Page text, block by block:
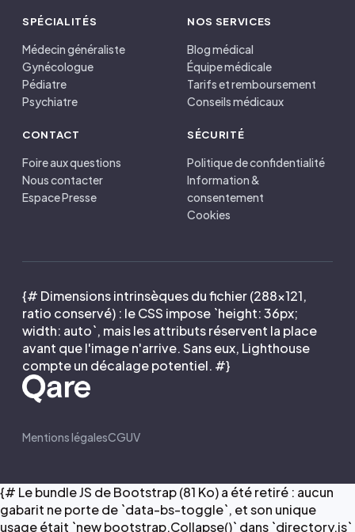
SPÉCIALITÉS
Médecin généraliste
Gynécologue
Pédiatre
Psychiatre
NOS SERVICES
Blog médical
Équipe médicale
Tarifs et remboursement
Conseils médicaux
CONTACT
Foire aux questions
Nous contacter
Espace Presse
SÉCURITÉ
Politique de confidentialité
Information &
consentement
Cookies
{# Dimensions intrinsèques du fichier (288×121,
ratio conservé) : le CSS impose `height: 36px;
width: auto`, mais les attributs réservent la place
avant que l'image n'arrive. Sans eux, Lighthouse
compte un décalage potentiel. #}
Mentions légalesCGUV
{# Le bundle JS de Bootstrap (81 Ko) a été retiré : aucun
gabarit ne porte de `data-bs-toggle`, et son unique
usage était `new bootstrap.Collapse()` dans `directory.js`